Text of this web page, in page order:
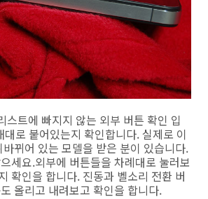
스트에 빠지지 않는 외부 버튼 확인 입
로 붙어있는지 확인합니다. 실제로 이
뀌어 있는 모델을 받은 분이 있습니다.
세요.외부에 버튼들을 차례대로 눌러보
확인을 합니다. 진동과 벨소리 전환 버
올리고 내려보고 확인을 합니다.